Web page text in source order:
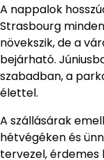
A nappalok
Strasbourg
növekszik, de a
bejárható.
szabadban, a
élettel.
A szállásárak
hétvégéken és
tervezel,